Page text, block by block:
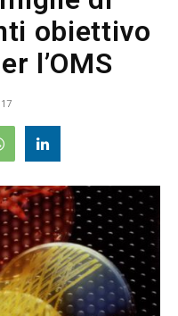
obiettivo
l’OMS